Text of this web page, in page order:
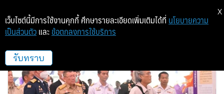
ซิพพ์ พลัส
เว็บไซต์นี้มีการใช้งานคุกกี้ ศึกษารายละเอียดเพิ่มเติมได้ที่ นโยบายความ
เป็นส่วนตัว และ ข้อตกลงการใช้บริการ
รับทราบ
X